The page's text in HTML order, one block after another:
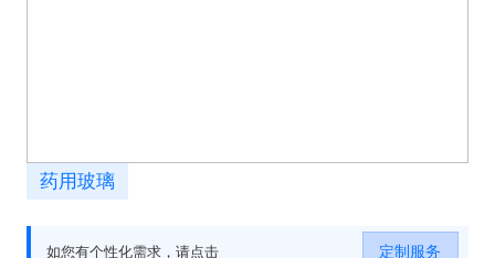
药用玻璃
如您有个性化需求，请点击 定制服务